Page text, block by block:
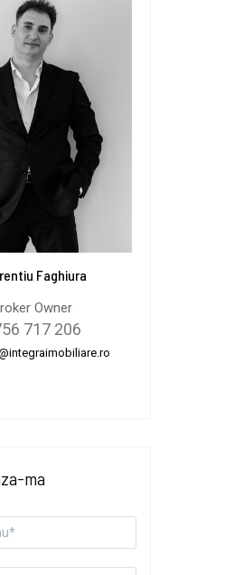
Faghiura
Owner
717 206
ma